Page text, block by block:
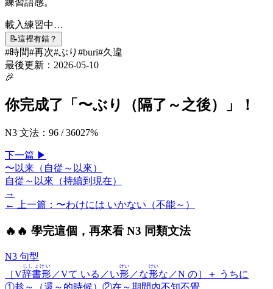
練習語感。
載入練習中…
📝這裡有錯？
#時間#再次#ぶり #buri#久違
最後更新： 2026-05-10
🎉
你完成了「 〜ぶり（隔了～之後） 」！
N3 文法 ： 96 /36027%
下一篇 ▶
〜以来（自從～以來）
自從～以來（持續到現在）
→
← 上一篇 ： 〜わけには いかない（不能～）
🔥 🔥 學完這個，再來看 N3 同類文法
N3 句型
［V辞書形
じしょけい
／Vて いる／い形
けい
／な形
けい
な／N の］＋ うちに
①趁～（還～的時候）②在～期間內不知不覺